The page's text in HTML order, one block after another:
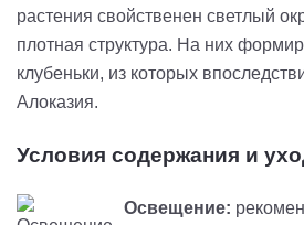
растения свойственен светлый
плотная структура. На них
клубеньки, из которых
Алоказия.
Условия содержания и
Освещение: